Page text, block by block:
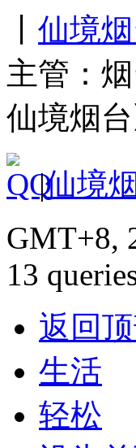
仙境
主管：
仙境烟
|仙境
GMT+8,
13
返回
生活
轻松